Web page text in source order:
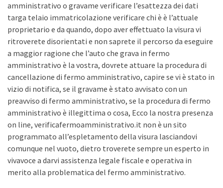
amministrativo o gravame verificare l’esattezza dei dati
targa telaio immatricolazione verificare chi è è l’attuale
proprietario e da quando, dopo aver effettuato la visura vi
ritroverete disorientati e non saprete il percorso da eseguire
a maggior ragione che l’auto che grava in fermo
amministrativo è la vostra, dovrete attuare la procedura di
cancellazione di fermo amministrativo, capire se vi è stato in
vizio di notifica, se il gravame è stato avvisato con un
preavviso di fermo amministrativo, se la procedura di fermo
amministrativo è illegittima o cosa, Ecco la nostra presenza
on line, verificafermoamministrativo.it non è un sito
programmato all’espletamento della visura lasciandovi
comunque nel vuoto, dietro troverete sempre un esperto in
vivavoce a darvi assistenza legale fiscale e operativa in
merito alla problematica del fermo amministrativo.